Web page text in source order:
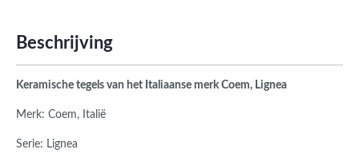
Beschrijving
Keramische tegels van het Italiaanse merk Coem, Lignea
Merk: Coem, Italië
Serie: Lignea